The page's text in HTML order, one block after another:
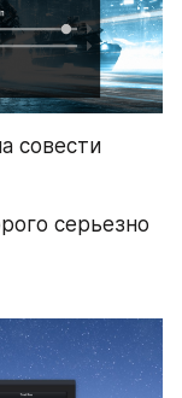
совести
серьезно